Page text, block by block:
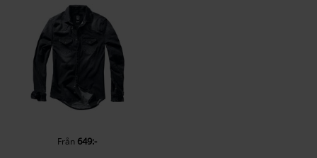
Skicka kommentar
Från 649:-